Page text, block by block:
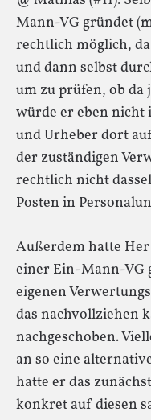
Mann-VG gründet
rechtlich möglich,
und dann selbst
um zu prüfen, ob da
würde er eben nicht
und Urheber dort
der zuständigen
rechtlich nicht
Posten in
Außerdem hatte
einer Ein-Mann-VG
eigenen
das nachvollziehen
nachgeschoben.
an so eine
hatte er das
konkret auf diesen